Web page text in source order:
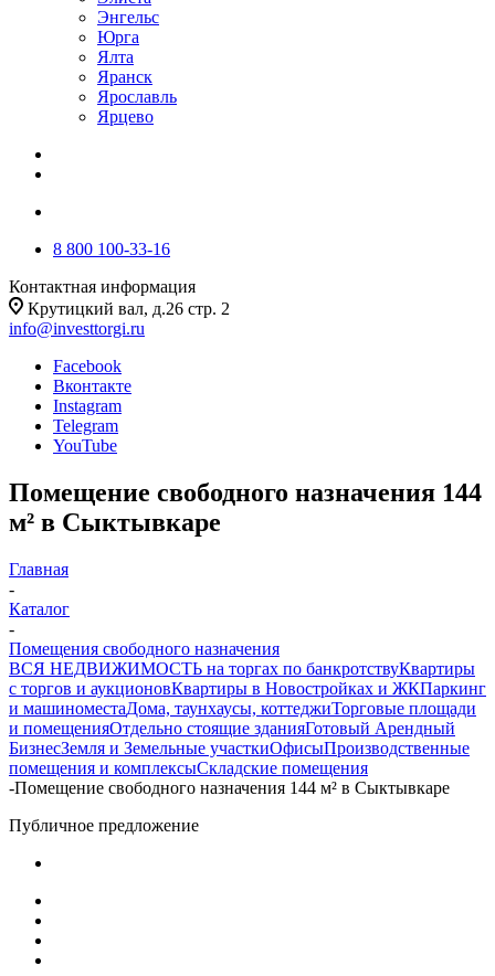
Энгельс
Юрга
Ялта
Яранск
Ярославль
Ярцево
8 800 100-33-16
Контактная информация
Крутицкий вал, д.26 стр. 2
info@investtorgi.ru
Facebook
Вконтакте
Instagram
Telegram
YouTube
Помещение свободного назначения 144
м² в Сыктывкаре
Главная
-
Каталог
-
Помещения свободного назначения
ВСЯ НЕДВИЖИМОСТЬ на торгах по банкротствуКвартиры
с торгов и аукционовКвартиры в Новостройках и ЖКПаркинг
и машиноместаДома, таунхаусы, коттеджиТорговые площади
и помещенияОтдельно стоящие зданияГотовый Арендный
БизнесЗемля и Земельные участкиОфисыПроизводственные
помещения и комплексыСкладские помещения
-Помещение свободного назначения 144 м² в Сыктывкаре
Публичное предложение